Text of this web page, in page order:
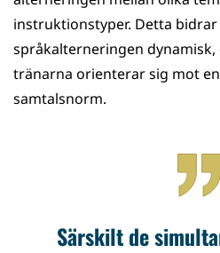
instruktionstyper. Detta
språkalterneringen
tränarna orienterar sig mot
samtalsnorm.
Särskilt de